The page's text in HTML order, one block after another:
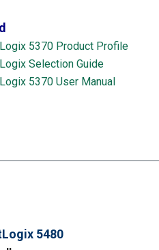
5370 Product Profile
Selection Guide
5370 User Manual
5480